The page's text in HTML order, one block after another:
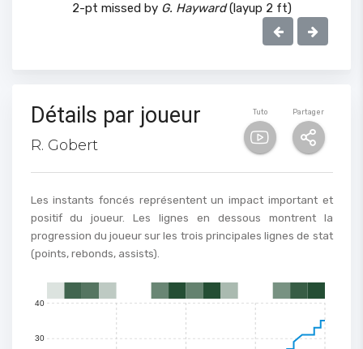
2-pt missed by G. Hayward(layup 2 ft)
Partager
Tuto
Détails par joueur
R. Gobert
Les instants foncés représentent un impact important et
positif du joueur. Les lignes en dessous montrent la
progression du joueur sur les trois principales lignes de stat
(points, rebonds, assists).
30
40
90